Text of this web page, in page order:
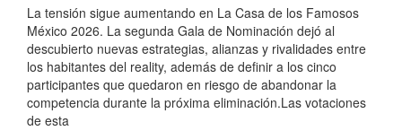
La tensión sigue aumentando en La Casa de los Famosos
México 2026. La segunda Gala de Nominación dejó al
descubierto nuevas estrategias, alianzas y rivalidades entre
los habitantes del reality, además de definir a los cinco
participantes que quedaron en riesgo de abandonar la
competencia durante la próxima eliminación.Las votaciones
de esta